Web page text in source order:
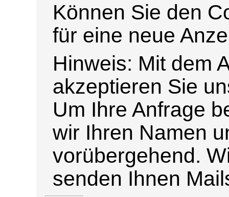
Können Sie den
für eine neue
Hinweis: Mit dem
akzeptieren Sie
Um Ihre Anfrage
wir Ihren Namen
vorübergehend.
senden Ihnen